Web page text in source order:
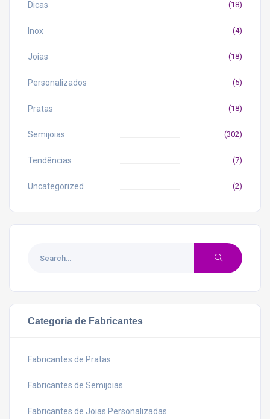
Dicas (18)
Inox (4)
Joias (18)
Personalizados (5)
Pratas (18)
Semijoias (302)
Tendências (7)
Uncategorized (2)
Categoria de Fabricantes
Fabricantes de Pratas
Fabricantes de Semijoias
Fabricantes de Joias Personalizadas